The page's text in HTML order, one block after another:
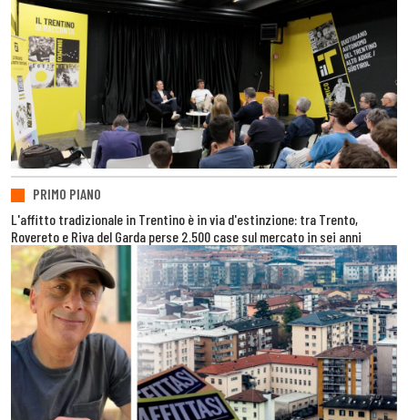
PRIMO PIANO
L'affitto tradizionale in Trentino è in via d'estinzione: tra Trento,
Rovereto e Riva del Garda perse 2.500 case sul mercato in sei anni